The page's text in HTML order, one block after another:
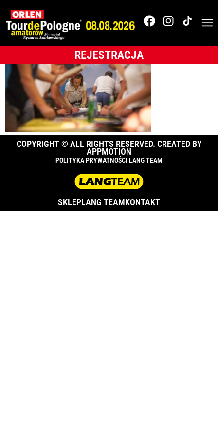
REJESTRACJA
COPYRIGHT © ALL RIGHTS RESERVED. CREATED BY
APPMOTION
POLITYKA PRYWATNOŚCI LANG TEAM
SKLEPLANG TEAMKONTAKT